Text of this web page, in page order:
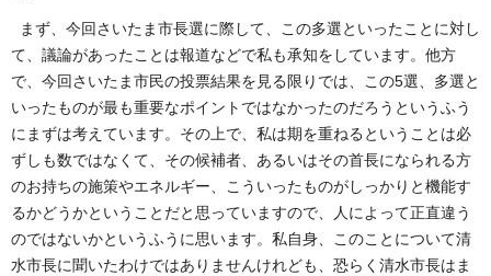
まず、今回さいたま市長選に際して、この多選といったことに対し
て、議論があったことは報道などで私も承知をしています。他方
で、今回さいたま市民の投票結果を見る限りでは、この5選、多選と
いったものが最も重要なポイントではなかったのだろうというふう
にまずは考えています。その上で、私は期を重ねるということは必
ずしも数ではなくて、その候補者、あるいはその首長になられる方
のお持ちの施策やエネルギー、こういったものがしっかりと機能す
るかどうかということだと思っていますので、人によって正直違う
のではないかというふうに思います。私自身、このことについて清
水市長に聞いたわけではありませんけれども、恐らく清水市長はま